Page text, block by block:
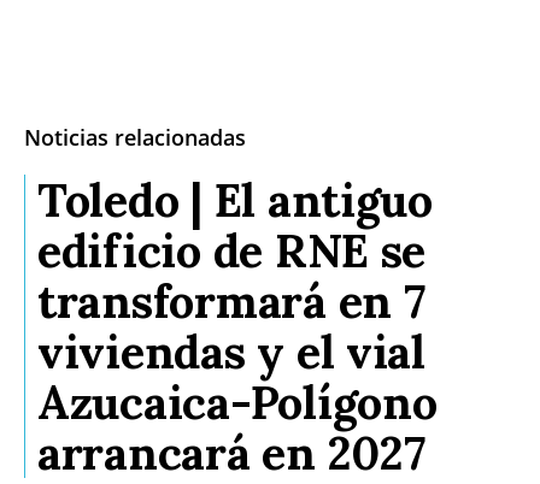
Noticias relacionadas
Toledo | El antiguo
edificio de RNE se
transformará en 7
viviendas y el vial
Azucaica-Polígono
arrancará en 2027